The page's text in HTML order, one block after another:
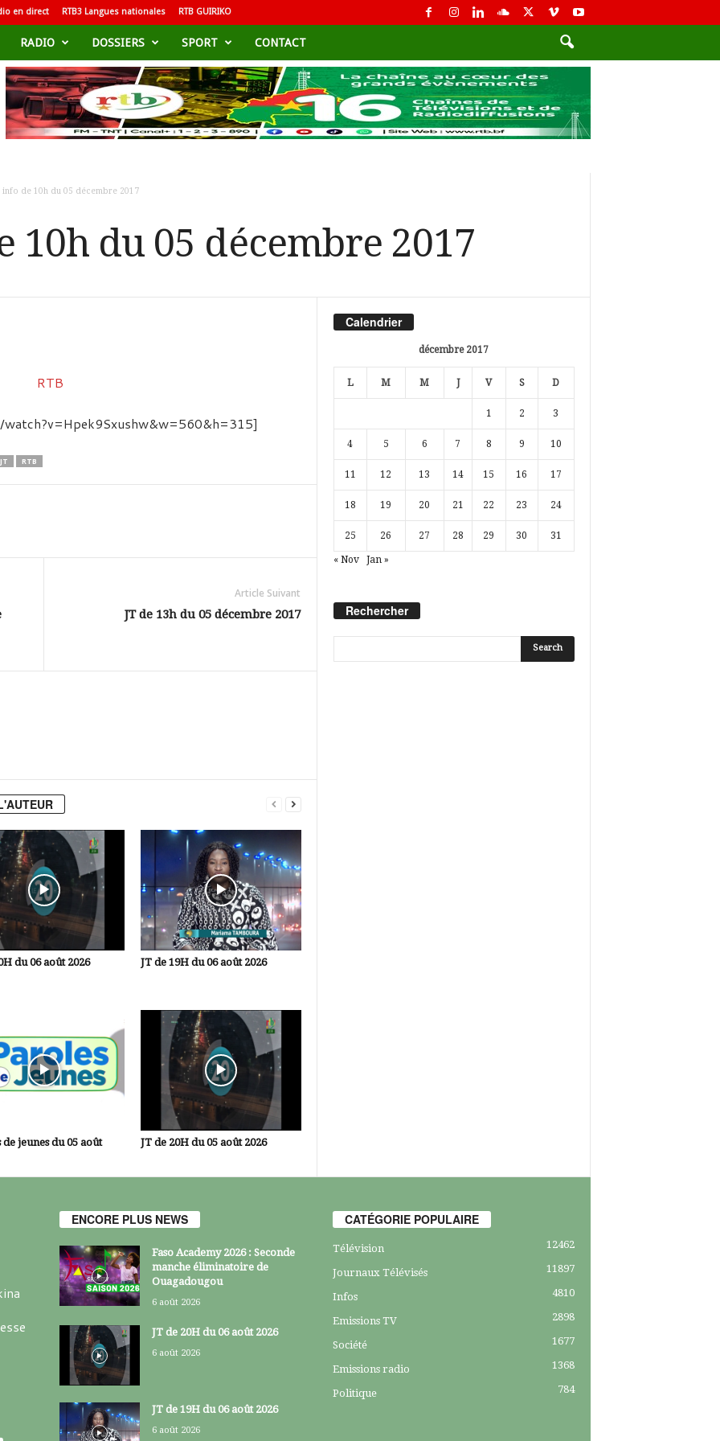
en direct RTB3 Langues nationales RTB GUIRIKO
RADIO DOSSIERS SPORT CONTACT
info de 10h du 05 décembre 2017
10h du 05 décembre 2017
JT RTB
Article Suivant
JT de 13h du 05 décembre 2017
du 06 août 2026 JT de 19H du 06 août 2026
de jeunes du 05 août
JT de 20H du 05 août 2026
Calendrier
décembre 2017
L M M J V S D
1 2 3
4 5 6 7 8 9 10
11 12 13 14 15 16 17
18 19 20 21 22 23 24
25 26 27 28 29 30 31
« Nov Jan »
Rechercher
ENCORE PLUS NEWS
Faso Academy 2026 : Seconde
manche éliminatoire de
Ouagadougou
6 août 2026
JT de 20H du 06 août 2026
6 août 2026
JT de 19H du 06 août 2026
6 août 2026
CATÉGORIE POPULAIRE
Télévision 12462
Journaux Télévisés 11897
Infos 4810
Emissions TV 2898
Société 1677
Emissions radio 1368
Politique 784